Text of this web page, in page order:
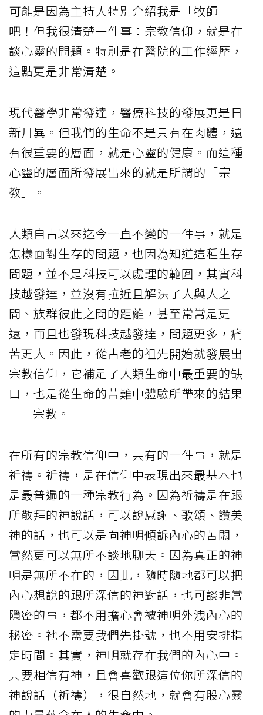
可能是因為主持人特別介紹我是「牧師」
吧！但我很清楚一件事：宗教信仰，就是在
談心靈的問題。特別是在醫院的工作經歷，
這點更是非常清楚。
現代醫學非常發達，醫療科技的發展更是日
新月異。但我們的生命不是只有在肉體，還
有很重要的層面，就是心靈的健康。而這種
心靈的層面所發展出來的就是所謂的「宗
教」。
人類自古以來迄今一直不變的一件事，就是
怎樣面對生存的問題，也因為知道這種生存
問題，並不是科技可以處理的範圍，其實科
技越發達，並沒有拉近且解決了人與人之
間、族群彼此之間的距離，甚至常常是更
遠，而且也發現科技越發達，問題更多，痛
苦更大。因此，從古老的祖先開始就發展出
宗教信仰，它補足了人類生命中最重要的缺
口，也是從生命的苦難中體驗所帶來的結果
——宗教。
在所有的宗教信仰中，共有的一件事，就是
祈禱。祈禱，是在信仰中表現出來最基本也
是最普遍的一種宗教行為。因為祈禱是在跟
所敬拜的神說話，可以說感謝、歌頌、讚美
神的話，也可以是向神明傾訴內心的苦悶，
當然更可以無所不談地聊天。因為真正的神
明是無所不在的，因此，隨時隨地都可以把
內心想說的跟所深信的神對話，也可談非常
隱密的事，都不用擔心會被神明外洩內心的
秘密。祂不需要我們先掛號，也不用安排指
定時間。其實，神明就存在我們的內心中。
只要相信有神，且會喜歡跟這位你所深信的
神說話（祈禱），很自然地，就會有股心靈